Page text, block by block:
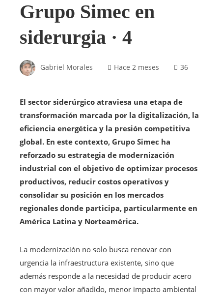
Grupo Simec en
siderurgia · 4
Gabriel Morales Hace 2 meses 36
El sector siderúrgico atraviesa una etapa de
transformación marcada por la digitalización, la
eficiencia energética y la presión competitiva
global. En este contexto, Grupo Simec ha
reforzado su estrategia de modernización
industrial con el objetivo de optimizar procesos
productivos, reducir costos operativos y
consolidar su posición en los mercados
regionales donde participa, particularmente en
América Latina y Norteamérica.
La modernización no solo busca renovar con
urgencia la infraestructura existente, sino que
además responde a la necesidad de producir acero
con mayor valor añadido, menor impacto ambiental